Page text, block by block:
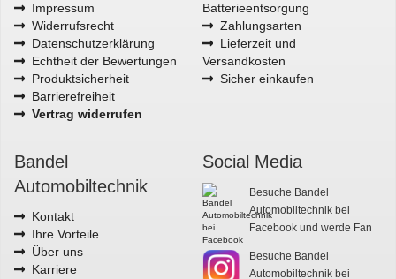
Impressum
Widerrufsrecht
Datenschutzerklärung
Echtheit der Bewertungen
Produktsicherheit
Barrierefreiheit
Vertrag widerrufen
Batterieentsorgung
Zahlungsarten
Lieferzeit und
Versandkosten
Sicher einkaufen
Bandel
Automobiltechnik
Kontakt
Ihre Vorteile
Über uns
Karriere
Social Media
Besuche Bandel
Automobiltechnik bei
Facebook und werde Fan
Besuche Bandel
Automobiltechnik bei